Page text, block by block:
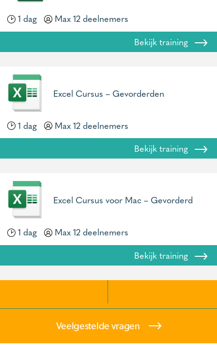
1 dag
Max 12 deelnemers
Bekijk training
Excel Cursus – Gevorderden
1 dag
Max 12 deelnemers
Bekijk training
Excel Cursus voor Mac – Gevorderd
1 dag
Max 12 deelnemers
Bekijk training
Veelgestelde vragen